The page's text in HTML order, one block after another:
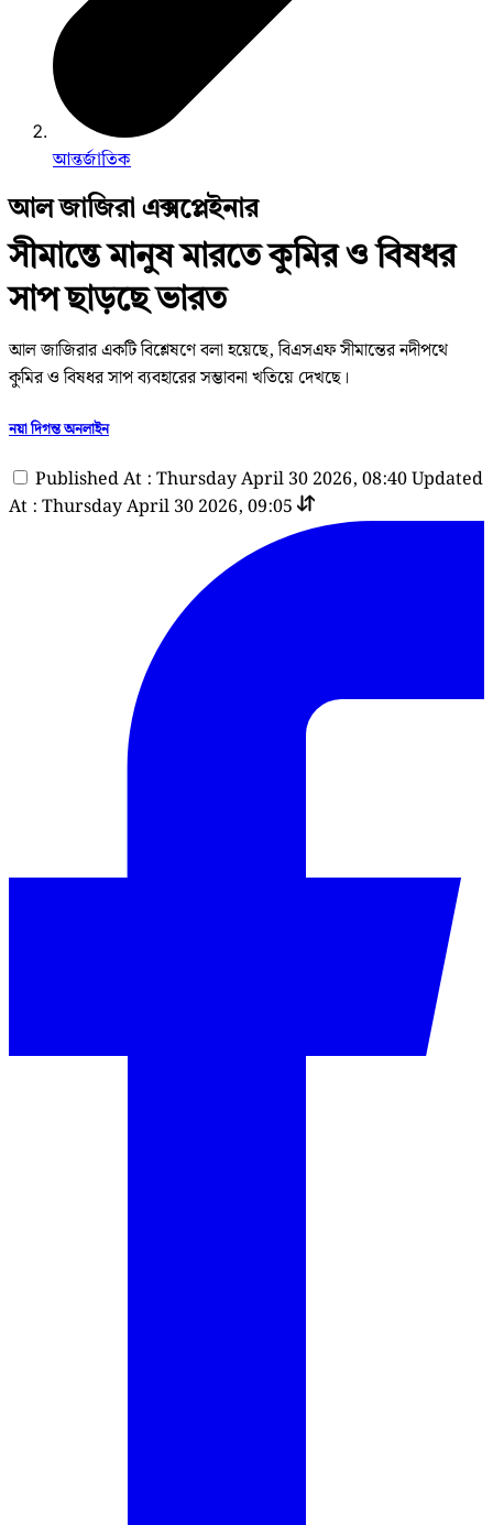
আন্তর্জাতিক
আল জাজিরা এক্সপ্লেইনার
সীমান্তে মানুষ মারতে কুমির ও বিষধর
সাপ ছাড়ছে ভারত
আল জাজিরার একটি বিশ্লেষণে বলা হয়েছে, বিএসএফ সীমান্তের নদীপথে
কুমির ও বিষধর সাপ ব্যবহারের সম্ভাবনা খতিয়ে দেখছে।
নয়া দিগন্ত অনলাইন
Published At : Thursday April 30 2026, 08:40Updated
At : Thursday April 30 2026, 09:05